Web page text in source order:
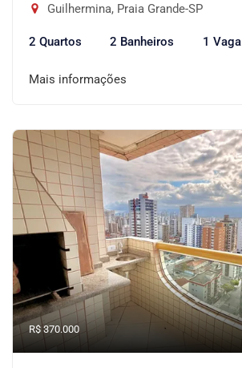
Guilhermina, Praia Grande-SP
2 Quartos 2 Banheiros 1 Vaga
Mais informações
R$ 370.000